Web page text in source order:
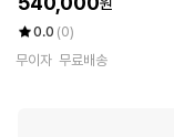
0.0 (0)
무이자 무료배송